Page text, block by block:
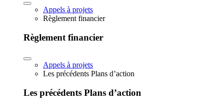
Appels à projets
Règlement financier
Règlement financier
Appels à projets
Les précédents Plans d’action
Les précédents Plans d’action